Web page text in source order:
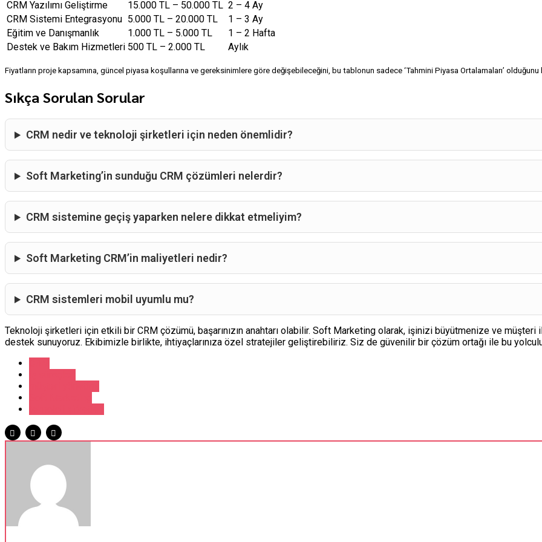
CRM Yazılımı Geliştirme
15.000 TL – 50.000 TL 2 – 4 Ay
CRM Sistemi Entegrasyonu 5.000 TL – 20.000 TL
1 – 3 Ay
Eğitim ve Danışmanlık
1.000 TL – 5.000 TL
1 – 2 Hafta
Destek ve Bakım Hizmetleri 500 TL – 2.000 TL Aylık
Fiyatların proje kapsamına, güncel piyasa koşullarına ve gereksinimlere göre değişebileceğini, bu tablonun sadece ‘Tahmini Piyasa Ortalamaları’ olduğunu
Sıkça Sorulan Sorular
CRM nedir ve teknoloji şirketleri için neden önemlidir?
Soft Marketing’in sunduğu CRM çözümleri nelerdir?
CRM sistemine geçiş yaparken nelere dikkat etmeliyim?
Soft Marketing CRM’in maliyetleri nedir?
CRM sistemleri mobil uyumlu mu?
Teknoloji şirketleri için etkili bir CRM çözümü, başarınızın anahtarı olabilir. Soft Marketing olarak, işinizi büyütmenize ve
destek sunuyoruz. Ekibimizle birlikte, ihtiyaçlarınıza özel stratejiler geliştirebiliriz. Siz de güvenilir bir çözüm ortağı ile bu